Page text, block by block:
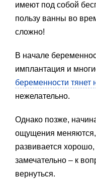
имеют под собой
пользу ванны во
сложно!
В начале
имплантация и
беременности тянет
нежелательно.
Однако позже,
ощущения
развивается
замечательно – к
вернуться.